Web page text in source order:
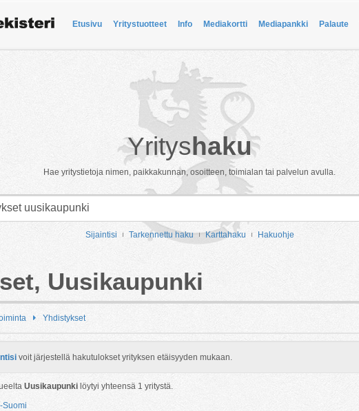
Etusivu Yritystuotteet Info Mediakortti Mediapankki Palaute
Yrityshaku
Hae yritystietoja nimen, paikkakunnan, osoitteen, toimialan tai palvelun avulla.
Sijaintisi Tarkennettu haku Karttahaku Hakuohje
Uusikaupunki
Yhdistykset
voit järjestellä hakutulokset yrityksen etäisyyden mukaan.
Uusikaupunki löytyi yhteensä 1 yritystä.
Suomi